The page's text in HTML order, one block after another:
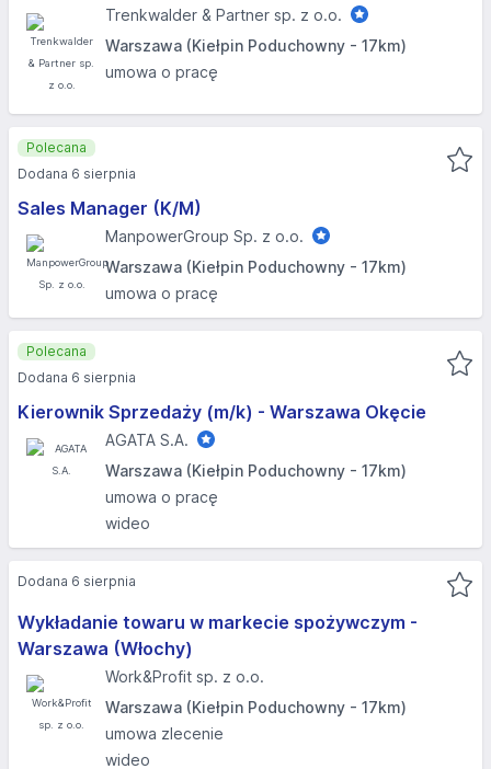
Trenkwalder & Partner sp. z o.o.
Warszawa (Kiełpin Poduchowny - 17km)
umowa o pracę
Sales Manager (K/M)
ManpowerGroup Sp. z o.o.
Warszawa (Kiełpin Poduchowny - 17km)
umowa o pracę
Polecana
Dodana 6 sierpnia
Kierownik Sprzedaży (m/k) - Warszawa Okęcie
AGATA S.A.
Warszawa (Kiełpin Poduchowny - 17km)
umowa o pracę
wideo
Polecana
Dodana 6 sierpnia
Wykładanie towaru w markecie spożywczym -
Warszawa (Włochy)
Work&Profit sp. z o.o.
Warszawa (Kiełpin Poduchowny - 17km)
umowa zlecenie
wideo
Dodana 6 sierpnia